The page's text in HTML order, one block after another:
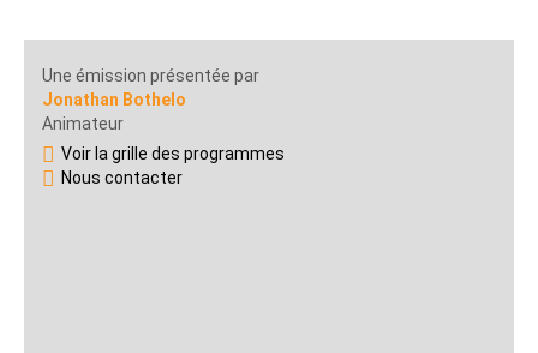
Une émission présentée par
Jonathan Bothelo
Animateur
Voir la grille des programmes
Nous contacter